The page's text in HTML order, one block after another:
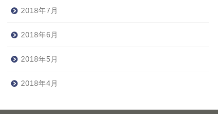
2018年7月
2018年6月
2018年5月
2018年4月